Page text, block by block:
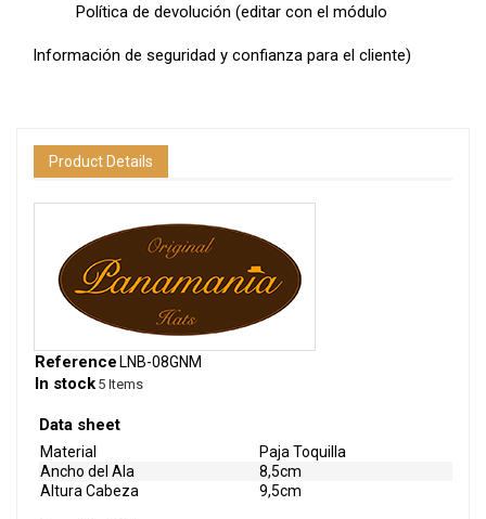
Política de devolución (editar con el módulo
Información de seguridad y confianza para el cliente)
Product Details
Reference LNB-08GNM
In stock 5 Items
Data sheet
Material
Paja Toquilla
Ancho del Ala
8,5cm
Altura Cabeza
9,5cm